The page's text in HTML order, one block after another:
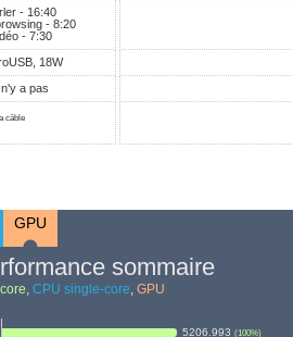
- 16:40
- 8:20
- 7:30
18W
n'y a pas
câble
GPU
sommaire
, CPU single-core, GPU
5206.993 (100%)